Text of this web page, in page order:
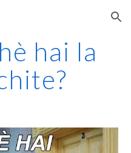
Skip to navigation
hai la